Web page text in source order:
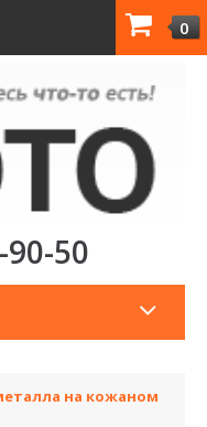
0
50
на кожаном